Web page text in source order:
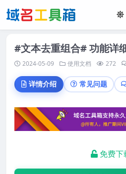
#文本去重组合# 功能详
2024-05-09 使用文档 272
详情介绍 常见问题
免费下